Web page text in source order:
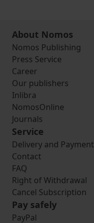
About Nomos
Nomos Publishing
Press Service
Career
Our publishers
Inlibra
NomosOnline
Journals
Service
Delivery and Payment
Contact
FAQ
Right of Withdrawal
Cancel Subscription
Pay safely
PayPal